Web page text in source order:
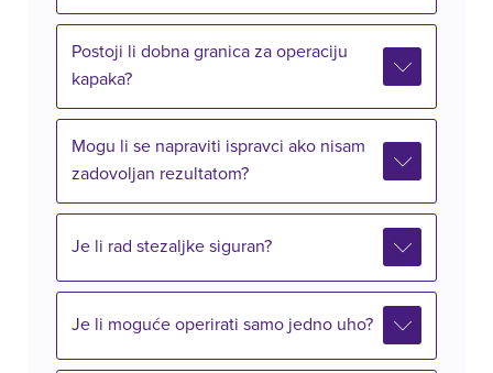
Postoji li dobna granica za operaciju
kapaka?
Mogu li se napraviti ispravci ako nisam
zadovoljan rezultatom?
Je li rad stezaljke siguran?
Je li moguće operirati samo jedno uho?